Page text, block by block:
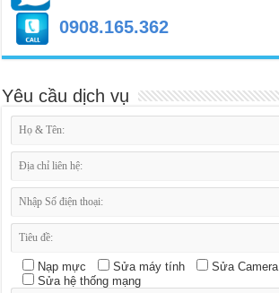
0908.165.362
Yêu cầu dịch vụ
Nạp mực Sửa máy tính
Sửa Camera
Sửa hệ thống mạng